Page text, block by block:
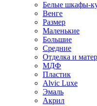
Белые шкафы-
Венге
Размер
Маленькие
Большие
Средние
Отделка и
МДФ
Пластик
Alvic Luxe
Эмаль
Акрил